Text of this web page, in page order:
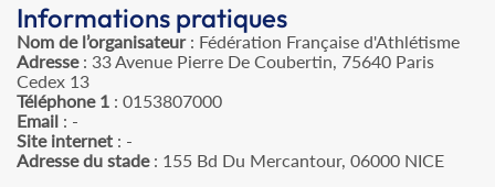
Informations pratiques
Nom de l’organisateur: Fédération Française d'Athlétisme
Adresse: 33 Avenue Pierre De Coubertin, 75640 Paris
Cedex 13
Téléphone 1 : 0153807000
Email : -
Site internet : -
Adresse du stade: 155 Bd Du Mercantour, 06000 NICE